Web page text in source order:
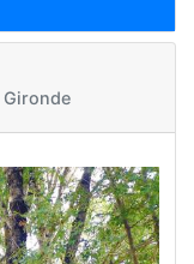
Gironde